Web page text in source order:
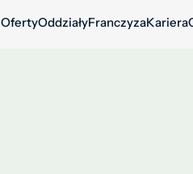
OfertyOddziałyFranczyzaKariera